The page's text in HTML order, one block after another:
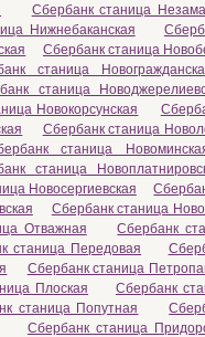
Сбербанк станица
Нижнебаканская
Сбербанк станица
станица
станица
Новокорсунская
Сбербанк станица
станица
станица
Новосергиевская
Сбербанк станица
Отважная
Сбербанк
станица Передовая
Сбербанк станица
Плоская
Сбербанк
станица Попутная
Сбербанк станица